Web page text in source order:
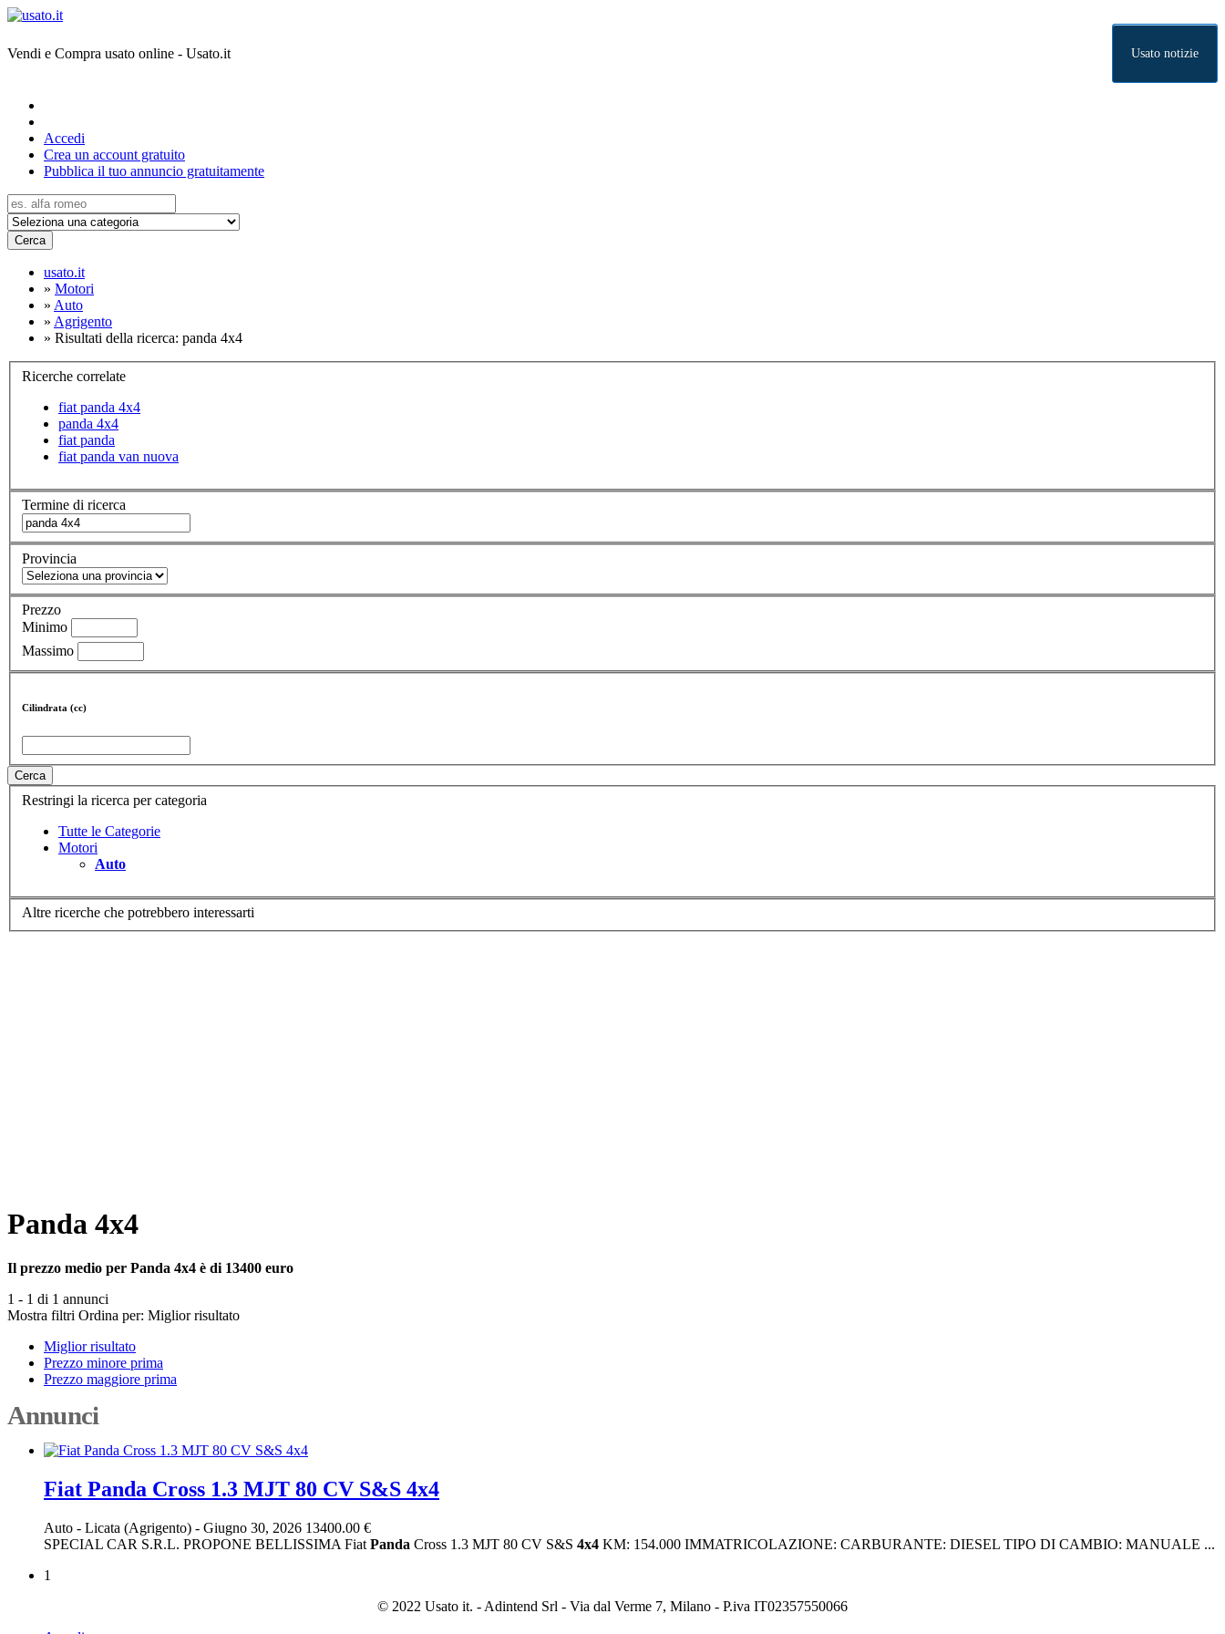
Vendi e Compra usato online - Usato.it Usato notizie
Accedi
Crea un account gratuito
Pubblica il tuo annuncio gratuitamente
Cerca
usato.it
» Motori
» Auto
» Agrigento
» Risultati della ricerca: panda 4x4
Ricerche correlate
fiat panda 4x4
panda 4x4
fiat panda
fiat panda van nuova
Termine di ricerca
Provincia
Prezzo
Minimo
Massimo
Cilindrata (cc)
Cerca
Restringi la ricerca per categoria
Tutte le Categorie
Motori
Auto
Altre ricerche che potrebbero interessarti
Panda 4x4
Il prezzo medio per Panda 4x4 è di 13400 euro
1 - 1 di 1 annunci
Mostra filtri Ordina per: Miglior risultato
Miglior risultato
Prezzo minore prima
Prezzo maggiore prima
Annunci
Fiat Panda Cross 1.3 MJT 80 CV S&S 4x4
Auto - Licata (Agrigento) - Giugno 30, 2026 13400.00 €
SPECIAL CAR S.R.L. PROPONE BELLISSIMA Fiat Panda Cross 1.3 MJT 80 CV S&S 4x4 KM: 154.000 IMMATRICOLAZIONE: CARBURANTE: DIESEL TIPO DI CAMBIO: MANUALE ...
1
© 2022 Usato it. - Adintend Srl - Via dal Verme 7, Milano - P.iva IT02357550066